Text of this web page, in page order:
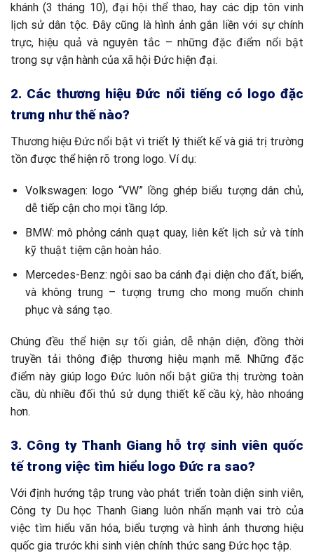
khánh (3 tháng 10), đại hội thể thao, hay các dịp tôn vinh
lịch sử dân tộc. Đây cũng là hình ảnh gắn liền với sự chính
trực, hiệu quả và nguyên tắc – những đặc điểm nổi bật
trong sự vận hành của xã hội Đức hiện đại.
2. Các thương hiệu Đức nổi tiếng có logo đặc
trưng như thế nào?
Thương hiệu Đức nổi bật vì triết lý thiết kế và giá trị trường
tồn được thể hiện rõ trong logo. Ví dụ:
Volkswagen: logo “VW” lồng ghép biểu tượng dân chủ,
dễ tiếp cận cho mọi tầng lớp.
BMW: mô phỏng cánh quạt quay, liên kết lịch sử và tính
kỹ thuật tiệm cận hoàn hảo.
Mercedes-Benz: ngôi sao ba cánh đại diện cho đất, biển,
và không trung – tượng trưng cho mong muốn chinh
phục và sáng tạo.
Chúng đều thể hiện sự tối giản, dễ nhận diện, đồng thời
truyền tải thông điệp thương hiệu mạnh mẽ. Những đặc
điểm này giúp logo Đức luôn nổi bật giữa thị trường toàn
cầu, dù nhiều đối thủ sử dụng thiết kế cầu kỳ, hào nhoáng
hơn.
3. Công ty Thanh Giang hỗ trợ sinh viên quốc
tế trong việc tìm hiểu logo Đức ra sao?
Với định hướng tập trung vào phát triển toàn diện sinh viên,
Công ty Du học Thanh Giang luôn nhấn mạnh vai trò của
việc tìm hiểu văn hóa, biểu tượng và hình ảnh thương hiệu
quốc gia trước khi sinh viên chính thức sang Đức học tập.